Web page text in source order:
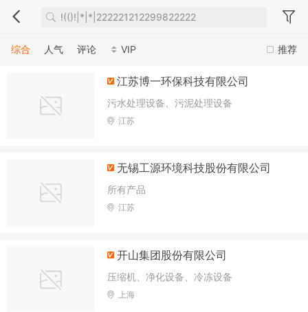
推荐
综合 人气 评论 VIP
江苏博一环保科技有限公司
污水处理设备、污泥处理设备
江苏
无锡工源环境科技股份有限公司
所有产品
江苏
开山集团股份有限公司
压缩机、净化设备、冷冻设备
上海